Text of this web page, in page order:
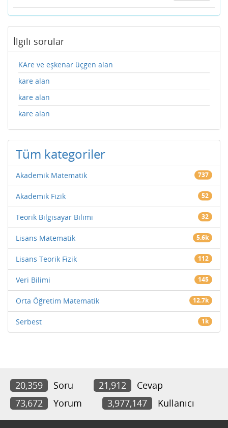
İlgili sorular
KAre ve eşkenar üçgen alan
kare alan
kare alan
kare alan
Tüm kategoriler
Akademik Matematik 737
Akademik Fizik 52
Teorik Bilgisayar Bilimi 32
Lisans Matematik 5.6k
Lisans Teorik Fizik 112
Veri Bilimi 145
Orta Öğretim Matematik 12.7k
Serbest 1k
20,359 Soru 21,912
Cevap
73,672
Yorum 3,977,147 Kullanıcı